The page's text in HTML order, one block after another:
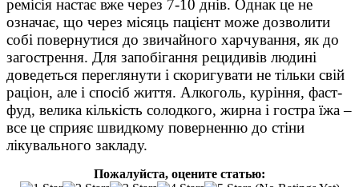
ремісія настає вже через 7-10 днів. Однак це не
означає, що через місяць пацієнт може дозволити
собі повернутися до звичайного харчування, як до
загострення. Для запобігання рецидивів людині
доведеться переглянути і скоригувати не тільки свій
раціон, але і спосіб життя. Алкоголь, куріння, фаст-
фуд, велика кількість солодкого, жирна і гостра їжа –
все це сприяє швидкому поверненню до стіни
лікувального закладу.
Пожалуйста, оцените статью: